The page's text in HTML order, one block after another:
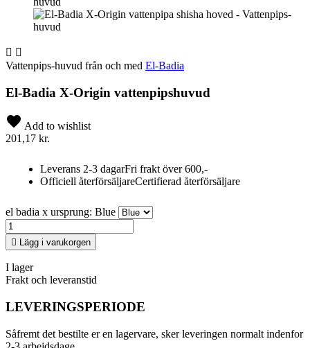
 
Vattenpips-huvud från och med El-Badia
El-Badia X-Origin vattenpipshuvud
Add to wishlist
201,17 kr.
Leverans 2-3 dagarFri frakt över 600,-
Officiell återförsäljareCertifierad återförsäljare
el badia x ursprung: Blue
 Lägg i varukorgen
I lager
Frakt och leveranstid
LEVERINGSPERIODE
Såfremt det bestilte er en lagervare, sker leveringen normalt indenfor